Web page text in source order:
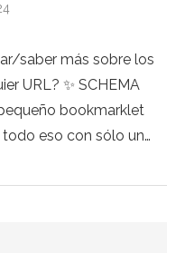
saber más sobre los
URL? ✨ SCHEMA
bookmarklet
eso con sólo un…